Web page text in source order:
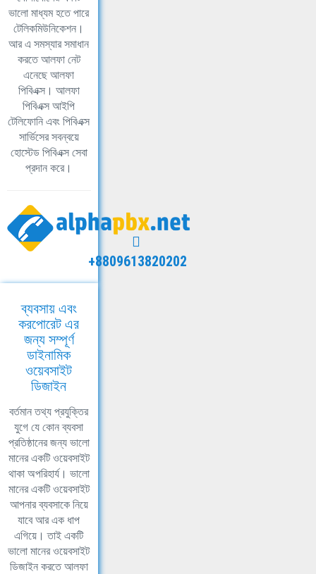
ভালো মাধ্যম হতে পারে
টেলিকমিউনিকেশন।
আর এ সমস্যার সমাধান
করতে আলফা নেট
এনেছে আলফা
পিবিএক্স। আলফা
পিবিএক্স আইপি
টেলিফোনি এবং পিবিএক্স
সার্ভিসের সবন্বয়ে
হোস্টেড পিবিএক্স সেবা
প্রদান করে।
+8809613820202
ব্যবসায় এবং
করপোরেট এর
জন্য সম্পূর্ণ
ডাইনামিক
ওয়েবসাইট
ডিজাইন
বর্তমান তথ্য প্রযুক্তির
যুগে যে কোন ব্যবসা
প্রতিষ্ঠানের জন্য ভালো
মানের একটি ওয়েবসাইট
থাকা অপরিহার্য। ভালো
মানের একটি ওয়েবসাইট
আপনার ব্যবসাকে নিয়ে
যাবে আর এক ধাপ
এগিয়ে। তাই একটি
ভালো মানের ওয়েবসাইট
ডিজাইন করতে আলফা